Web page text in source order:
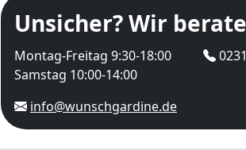
Unsicher? Wir
Montag-Freitag 9:30-18:00
Samstag 10:00-14:00
info@wunschgardine.de